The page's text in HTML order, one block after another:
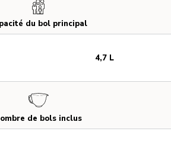
du bol principal
de bols inclus
4,7 L